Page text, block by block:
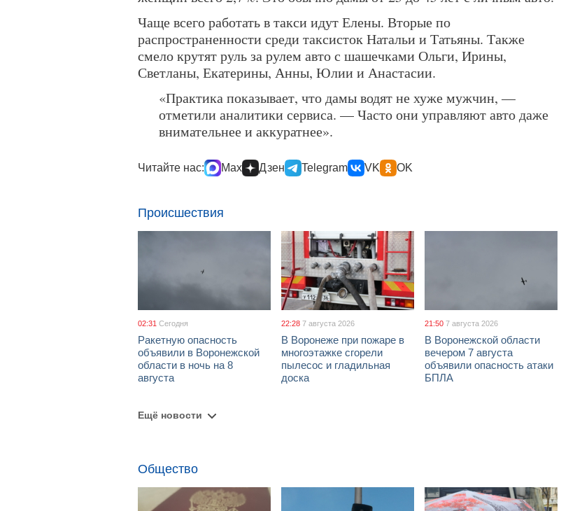
Чаще всего работать в такси идут Елены. Вторые по
распространенности среди таксисток Натальи и Татьяны. Также
смело крутят руль за рулем авто с шашечками Ольги, Ирины,
Светланы, Екатерины, Анны, Юлии и Анастасии.
«Практика показывает, что дамы водят не хуже мужчин, —
отметили аналитики сервиса. — Часто они управляют авто даже
внимательнее и аккуратнее».
Читайте нас: Max Дзен Telegram VK OK
Происшествия
02:31 Сегодня
Ракетную опасность
объявили в Воронежской
области в ночь на 8
августа
22:28 7 августа 2026
В Воронеже при пожаре в
многоэтажке сгорели
пылесос и гладильная
доска
21:50 7 августа 2026
В Воронежской области
вечером 7 августа
объявили опасность атаки
БПЛА
Ещё новости
Общество